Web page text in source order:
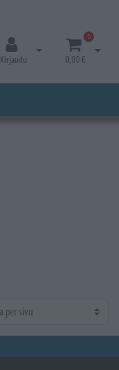
Kirjaudu
Avaa kirjautuminen
0
0,00 €
Avaa